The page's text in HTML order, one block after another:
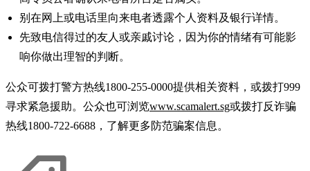
别在网上或电话里向来电者透露个人资料及银行详情。
先致电信得过的友人或亲戚讨论，因为你的情绪有可能影
响你做出理智的判断。
公众可拨打警方热线1800-255-0000提供相关资料，或拨打999
寻求紧急援助。公众也可浏览www.scamalert.sg或拨打反诈骗
热线1800-722-6688，了解更多防范骗案信息。